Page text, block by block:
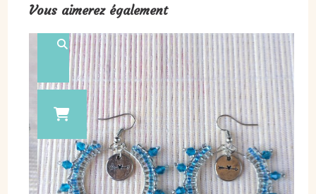
Vous aimerez également